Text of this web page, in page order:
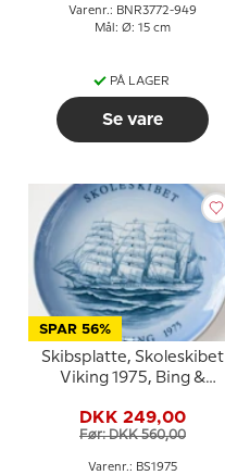
Varenr.: BNR3772-949
Mål: Ø: 15 cm
PÅ LAGER
Se vare
SPAR 56%
Skibsplatte, Skoleskibet
Viking 1975, Bing &
DKK 249,00
Før: DKK 560,00
Varenr.: BS1975